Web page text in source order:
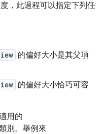
，此過程可以指定下列任
的偏好大小是其父項
的偏好大小恰巧可容
用的
別。舉例來